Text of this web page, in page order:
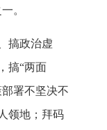
。
搞政治虚
搞“两面
署不坚决不
领地；拜码